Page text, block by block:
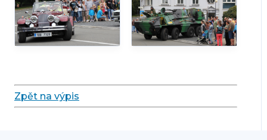
Zpět na výpis